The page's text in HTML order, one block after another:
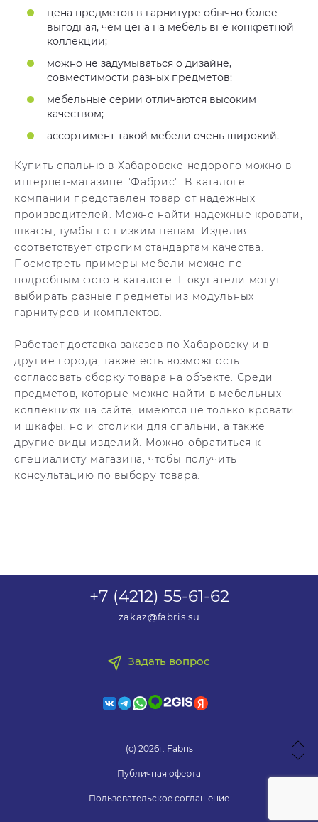
цена предметов в гарнитуре обычно более
выгодная, чем цена на мебель вне конкретной
коллекции;
можно не задумываться о дизайне,
совместимости разных предметов;
мебельные серии отличаются высоким
качеством;
ассортимент такой мебели очень широкий.
Купить спальню в Хабаровске недорого можно в
интернет-магазине "Фабрис". В каталоге
компании представлен товар от надежных
производителей. Можно найти надежные кровати,
шкафы, тумбы по низким ценам. Изделия
соответствует строгим стандартам качества.
Посмотреть примеры мебели можно по
подробным фото в каталоге. Покупатели могут
выбирать разные предметы из модульных
гарнитуров и комплектов.
Работает доставка заказов по Хабаровску и в
другие города, также есть возможность
согласовать сборку товара на объекте. Среди
предметов, которые можно найти в мебельных
коллекциях на сайте, имеются не только кровати
и шкафы, но и столики для спальни, а также
другие виды изделий. Можно обратиться к
специалисту магазина, чтобы получить
консультацию по выбору товара.
+7 (4212) 55-61-62
zakaz@fabris.su
Задать вопрос
(с) 2026г. Fabris
Публичная оферта
Пользовательское соглашение